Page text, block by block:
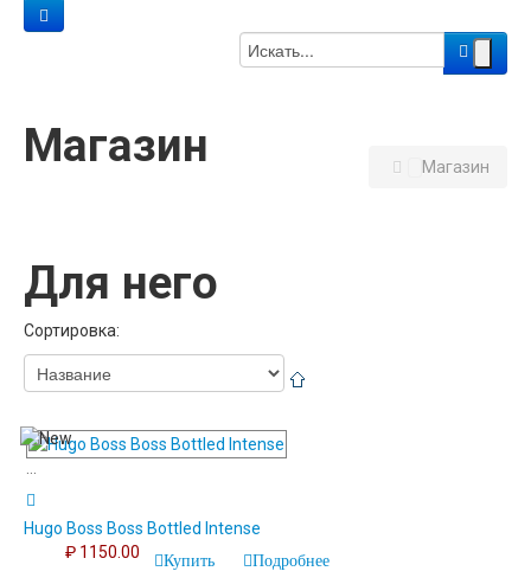
Магазин Магазин
Для него
Сортировка:
...
Hugo Boss Boss Bottled Intense
₽ 1150.00
Купить Подробнее